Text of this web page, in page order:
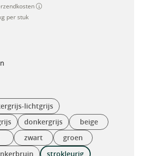
per stuk
lichtgrijs
donkergrijs
beige
zwart
groen
strokleurig